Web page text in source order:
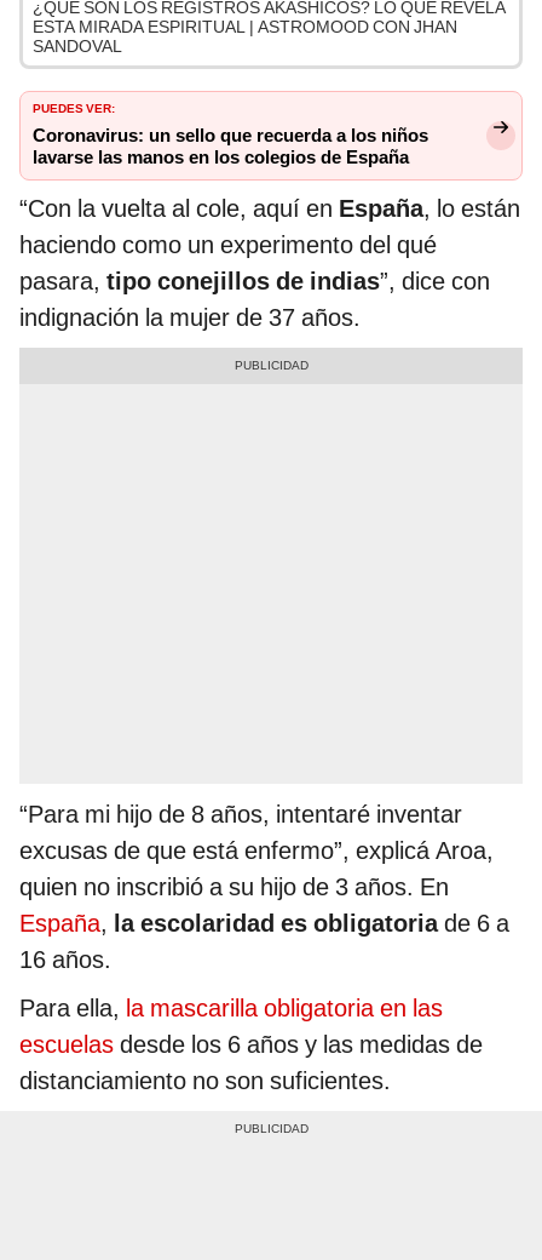
¿QUÉ SON LOS REGISTROS AKÁSHICOS? LO QUE REVELA
ESTA MIRADA ESPIRITUAL | ASTROMOOD CON JHAN
SANDOVAL
PUEDES VER:
Coronavirus: un sello que recuerda a los niños
lavarse las manos en los colegios de España
“Con la vuelta al cole, aquí en España, lo están
haciendo como un experimento del qué
pasara, tipo conejillos de indias”, dice con
indignación la mujer de 37 años.
“Para mi hijo de 8 años, intentaré inventar
excusas de que está enfermo”, explicá Aroa,
quien no inscribió a su hijo de 3 años. En
España, la escolaridad es obligatoriade 6 a
16 años.
Para ella, la mascarilla obligatoria en las
escuelas desde los 6 años y las medidas de
distanciamiento no son suficientes.